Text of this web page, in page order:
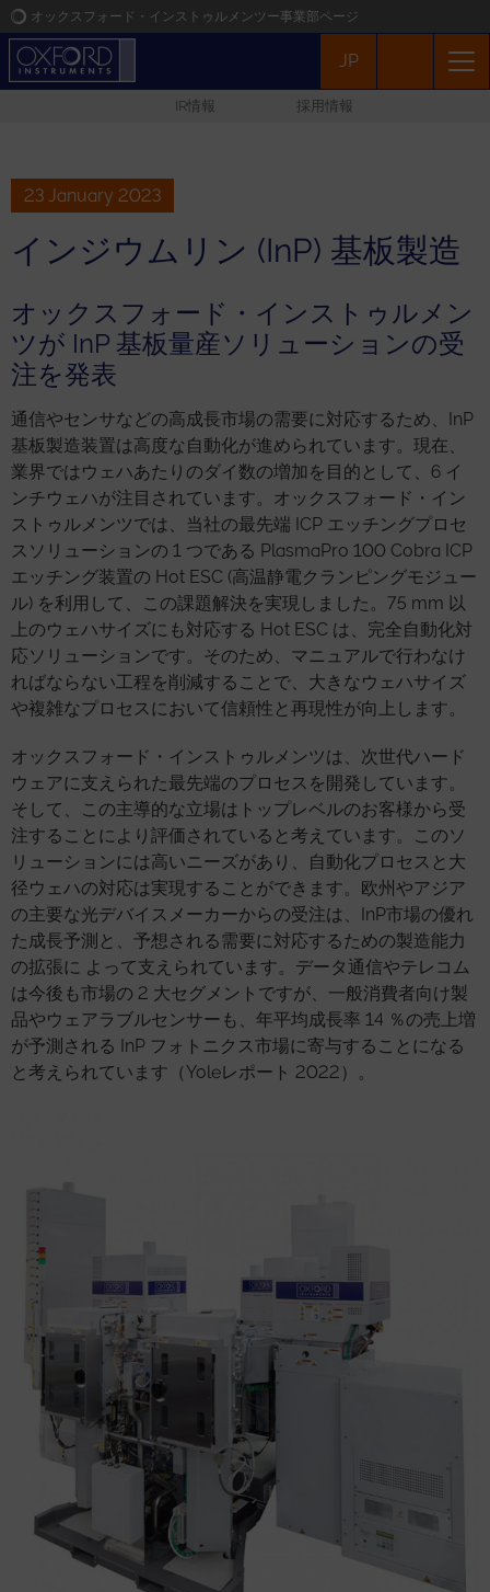
オックスフォード・インストゥルメンツー事業部ページ
オックスフォード・インストゥルメンツ
ニュース
イベント
JP
IR情報 採用情報
23 January 2023
インジウムリン (InP) 基板製造
オックスフォード・インストゥルメン
ツが InP 基板量産ソリューションの受
注を発表
通信やセンサなどの高成長市場の需要に対応するため、InP
基板製造装置は高度な自動化が進められています。現在、
業界ではウェハあたりのダイ数の増加を目的として、6 イ
ンチウェハが注目されています。オックスフォード・イン
ストゥルメンツでは、当社の最先端 ICP エッチングプロセ
スソリューションの 1 つである PlasmaPro 100 Cobra ICP
エッチング装置の Hot ESC (高温静電クランピングモジュー
ル) を利用して、この課題解決を実現しました。75 mm 以
上のウェハサイズにも対応する Hot ESC は、完全自動化対
応ソリューションです。そのため、マニュアルで行わなけ
ればならない工程を削減することで、大きなウェハサイズ
や複雑なプロセスにおいて信頼性と再現性が向上します。
オックスフォード・インストゥルメンツは、次世代ハード
ウェアに支えられた最先端のプロセスを開発しています。
そして、この主導的な立場はトップレベルのお客様から受
注することにより評価されていると考えています。このソ
リューションには高いニーズがあり、自動化プロセスと大
径ウェハの対応は実現することができます。欧州やアジア
の主要な光デバイスメーカーからの受注は、InP市場の優れ
た成長予測と、予想される需要に対応するための製造能力
の拡張に よって支えられています。データ通信やテレコム
は今後も市場の 2 大セグメントですが、一般消費者向け製
品やウェアラブルセンサーも、年平均成長率 14 ％の売上増
が予測される InP フォトニクス市場に寄与することになる
と考えられています（Yoleレポート 2022）。